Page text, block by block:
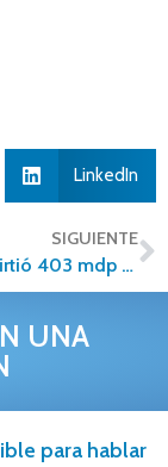
LinkedIn
SIGUIENTE
Yucatán invirtió 403 mdp en acciones de vivienda
UNA
para hablar